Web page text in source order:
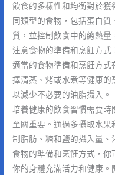
飲食的多樣性和均衡對於獲
同類型的食物，包括蛋白
質，並控制飲食中的總熱量
注意食物的準備和烹飪方式
適當的食物準備和烹飪方式
擇清蒸、烤或水煮等健康的
以減少不必要的油脂攝入。
培養健康的飲食習慣需要時
至關重要。通過多攝取水
制脂肪、糖和鹽的攝入量、
食物的準備和烹飪方式，
你的身體充滿活力和健康。